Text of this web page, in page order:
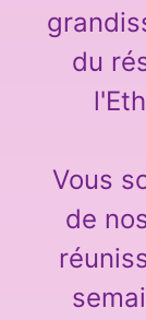
du
Vous
de